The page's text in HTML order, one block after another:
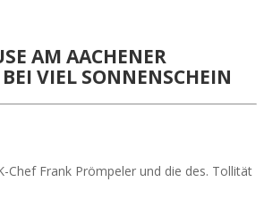
AM AACHENER
VIEL SONNENSCHEIN
Chef Frank Prömpeler und die des. Tollität